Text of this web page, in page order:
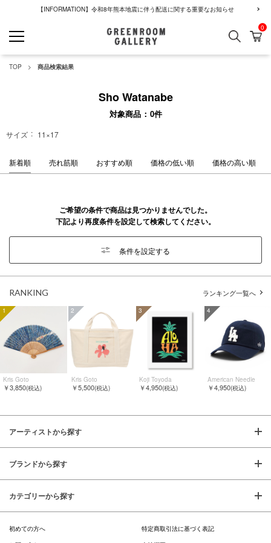
【INFORMATION】令和8年熊本地震に伴う配送に関する重要なお知らせ
検索 カ
0
TOP 商品検索結果
Sho Watanabe
対象商品 0件
サイズ 11×17
新着順 売れ筋順 おすすめ順 価格の低い順 価格の高い順
ご希望の条件で商品は見つかりませんでした。
下記より再度条件を設定して検索してください。
条件を設定する
RANKING ランキング一覧へ
1
Kris Goto
￥3,850(税込)
2
Kris Goto
￥5,500(税込)
3
Koji Toyoda
￥4,950(税込)
4
American Needle
￥4,950(税込)
アーティストから探す
ブランドから探す
カテゴリーから探す
初めての方へ
特定商取引法に基づく表記